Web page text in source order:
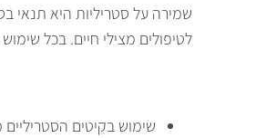
שמירה על סטריליות היא תנאי
לטיפולים מצילי חיים. בכל
שימוש בקיטים